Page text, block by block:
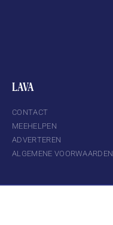
LAVA
CONTACT
MEEHELPEN
ADVERTEREN
ALGEMENE VOORWAARDEN